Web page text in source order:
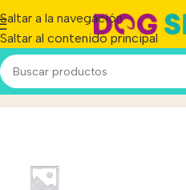
Saltar a la navegación
Saltar al contenido principal
NaturalInicio/Producto